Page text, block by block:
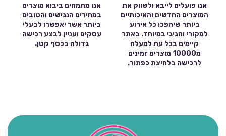
אנו פועלים לייבא ולשווק את
המוצרים החדשים והאיכותיים
ביותר שיהפכו כל אירוע
למקורי וחגיגי במיוחד. באתר
קיימים בכל עת למעלה
מ10000 מוצרים זמינים
לרכישה בלחיצת כפתור.
אנו מתמחים ביבוא מוצרים
במחירים הנגישים והטובים
ביותר אשר יאפשרו לבעלי
עסקים ועניין לבצע רכישה
גדולה בכסף קטן.